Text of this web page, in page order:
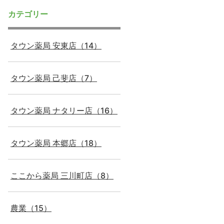
カテゴリー
タウン薬局 安東店（14）
タウン薬局 己斐店（7）
タウン薬局 ナタリー店（16）
タウン薬局 本郷店（18）
ここから薬局 三川町店（8）
農業（15）